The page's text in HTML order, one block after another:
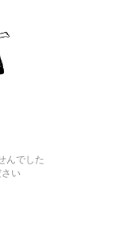
んでした
い